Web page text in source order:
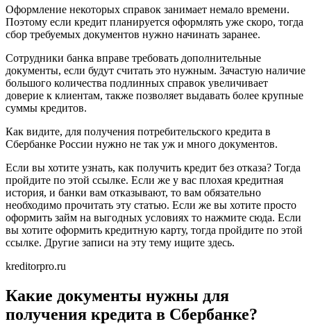
Оформление некоторых справок занимает немало времени.
Поэтому если кредит планируется оформлять уже скоро, тогда
сбор требуемых документов нужно начинать заранее.
Сотрудники банка вправе требовать дополнительные
документы, если будут считать это нужным. Зачастую наличие
большого количества подлинных справок увеличивает
доверие к клиентам, также позволяет выдавать более крупные
суммы кредитов.
Как видите, для получения потребительского кредита в
Сбербанке России нужно не так уж и много документов.
Если вы хотите узнать, как получить кредит без отказа? Тогда
пройдите по этой ссылке. Если же у вас плохая кредитная
история, и банки вам отказывают, то вам обязательно
необходимо прочитать эту статью. Если же вы хотите просто
оформить займ на выгодных условиях то нажмите сюда. Если
вы хотите оформить кредитную карту, тогда пройдите по этой
ссылке. Другие записи на эту тему ищите здесь.
kreditorpro.ru
Какие документы нужны для
получения кредита в Сбербанке?